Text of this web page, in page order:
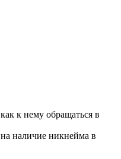
к нему обращаться в
наличие никнейма в